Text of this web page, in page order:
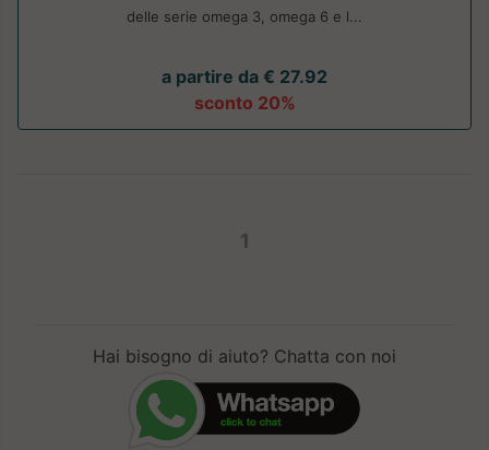
delle serie omega 3, omega 6 e l...
a partire da € 27.92
sconto 20%
1
Hai bisogno di aiuto? Chatta con noi